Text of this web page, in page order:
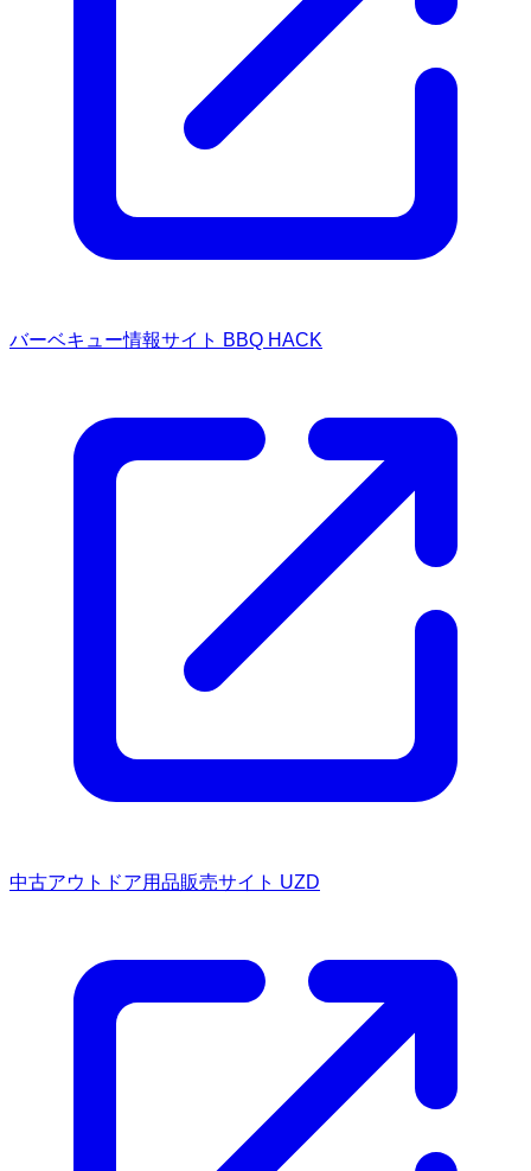
バーベキュー情報サイト BBQ HACK
中古アウトドア用品販売サイト UZD